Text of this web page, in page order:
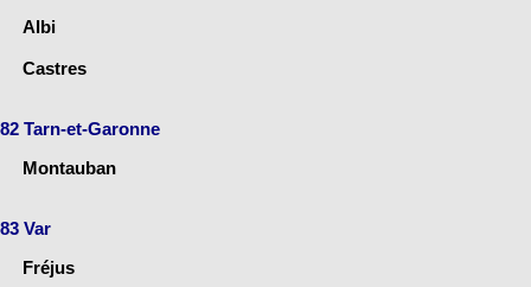
Albi
Castres
82 Tarn-et-Garonne
Montauban
83 Var
Fréjus